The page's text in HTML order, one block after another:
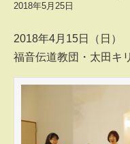
2018年5月25日
2018年4月15日（日）
福音伝道教団・太田キ